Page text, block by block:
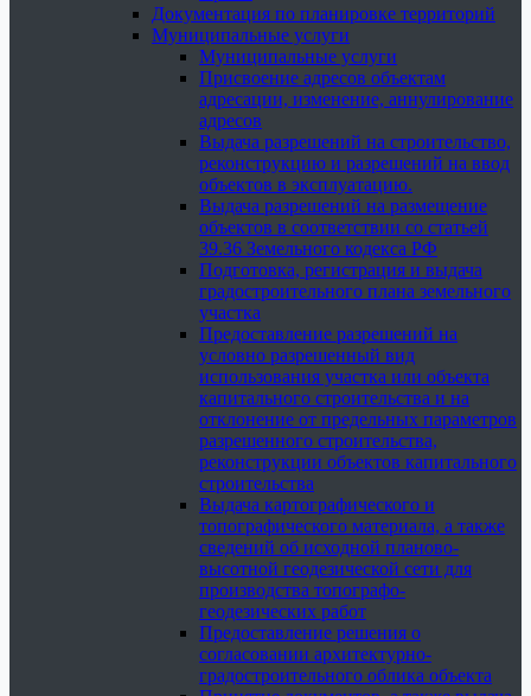
Документация по планировке территорий
Муниципальные услуги
Муниципальные услуги
Присвоение адресов объектам
адресации, изменение, аннулирование
адресов
Выдача разрешений на строительство,
реконструкцию и разрешений на ввод
объектов в эксплуатацию.
Выдача разрешений на размещение
объектов в соответствии со статьей
39.36 Земельного кодекса РФ
Подготовка, регистрация и выдача
градостроительного плана земельного
участка
Предоставление разрешений на
условно разрешенный вид
использования участка или объекта
капитального строительства и на
отклонение от предельных параметров
разрешенного строительства,
реконструкции объектов капитального
строительства
Выдача картографического и
топографического материала, а также
сведений об исходной планово-
высотной геодезической сети для
производства топографо-
геодезических работ
Предоставление решения о
согласовании архитектурно-
градостроительного облика объекта